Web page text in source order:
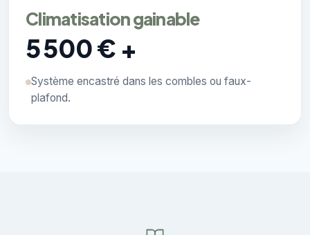
Climatisation gainable
5 500 € +
Système encastré dans les combles ou faux-
plafond.